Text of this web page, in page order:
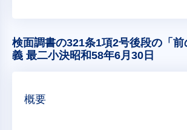
検面調書の321条1項2号後段の「
義 最二小決昭和58年6月30日
概要